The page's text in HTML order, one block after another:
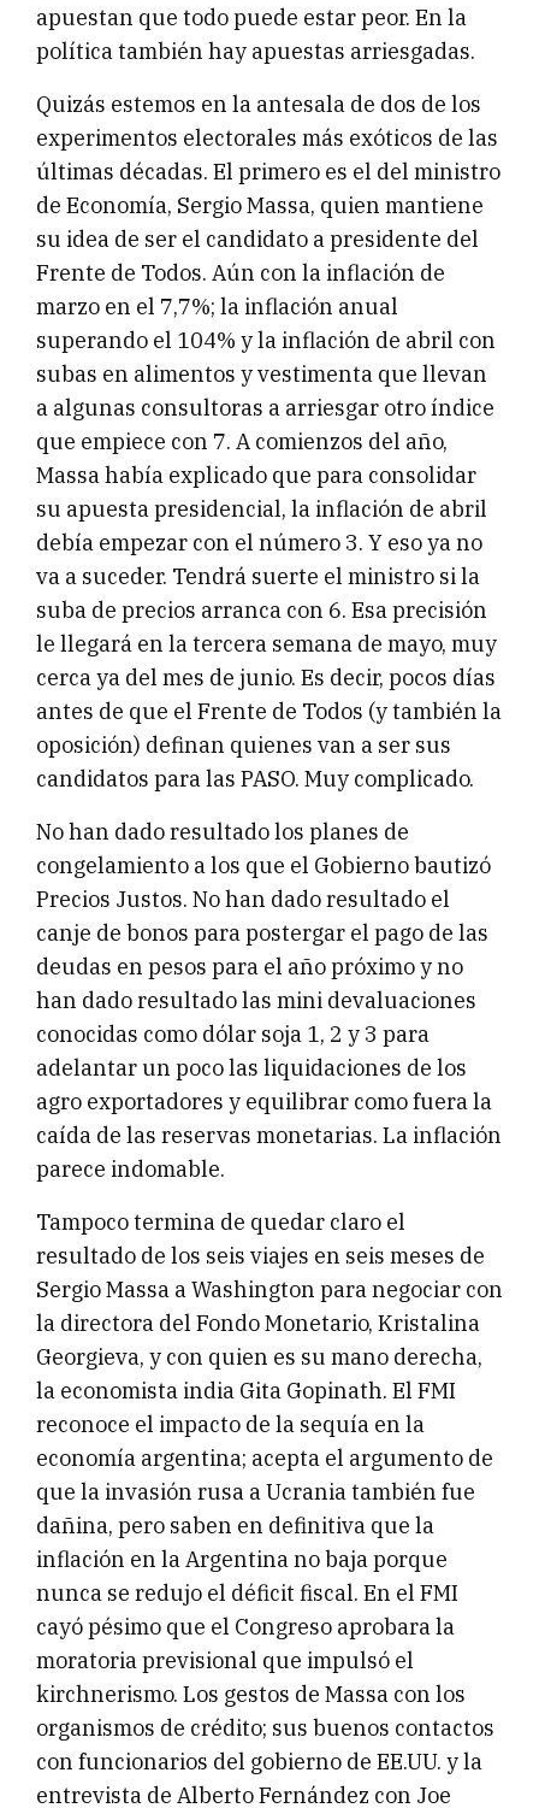
apuestan que todo puede estar peor. En la
política también hay apuestas arriesgadas.
Quizás estemos en la antesala de dos de los
experimentos electorales más exóticos de las
últimas décadas. El primero es el del ministro
de Economía, Sergio Massa, quien mantiene
su idea de ser el candidato a presidente del
Frente de Todos. Aún con la inflación de
marzo en el 7,7%; la inflación anual
superando el 104% y la inflación de abril con
subas en alimentos y vestimenta que llevan
a algunas consultoras a arriesgar otro índice
que empiece con 7. A comienzos del año,
Massa había explicado que para consolidar
su apuesta presidencial, la inflación de abril
debía empezar con el número 3. Y eso ya no
va a suceder. Tendrá suerte el ministro si la
suba de precios arranca con 6. Esa precisión
le llegará en la tercera semana de mayo, muy
cerca ya del mes de junio. Es decir, pocos días
antes de que el Frente de Todos (y también la
oposición) definan quienes van a ser sus
candidatos para las PASO. Muy complicado.
No han dado resultado los planes de
congelamiento a los que el Gobierno bautizó
Precios Justos. No han dado resultado el
canje de bonos para postergar el pago de las
deudas en pesos para el año próximo y no
han dado resultado las mini devaluaciones
conocidas como dólar soja 1, 2 y 3 para
adelantar un poco las liquidaciones de los
agro exportadores y equilibrar como fuera la
caída de las reservas monetarias. La inflación
parece indomable.
Tampoco termina de quedar claro el
resultado de los seis viajes en seis meses de
Sergio Massa a Washington para negociar con
la directora del Fondo Monetario, Kristalina
Georgieva, y con quien es su mano derecha,
la economista india Gita Gopinath. El FMI
reconoce el impacto de la sequía en la
economía argentina; acepta el argumento de
que la invasión rusa a Ucrania también fue
dañina, pero saben en definitiva que la
inflación en la Argentina no baja porque
nunca se redujo el déficit fiscal. En el FMI
cayó pésimo que el Congreso aprobara la
moratoria previsional que impulsó el
kirchnerismo. Los gestos de Massa con los
organismos de crédito; sus buenos contactos
con funcionarios del gobierno de EE.UU. y la
entrevista de Alberto Fernández con Joe